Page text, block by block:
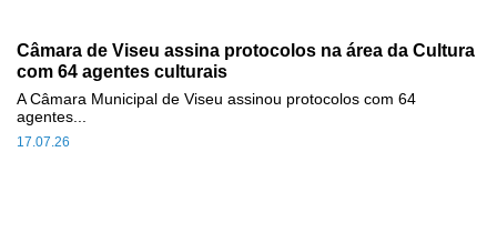
Câmara de Viseu assina protocolos na área da Cultura
com 64 agentes culturais
17.07.26
A Câmara Municipal de Viseu assinou protocolos com 64
agentes...